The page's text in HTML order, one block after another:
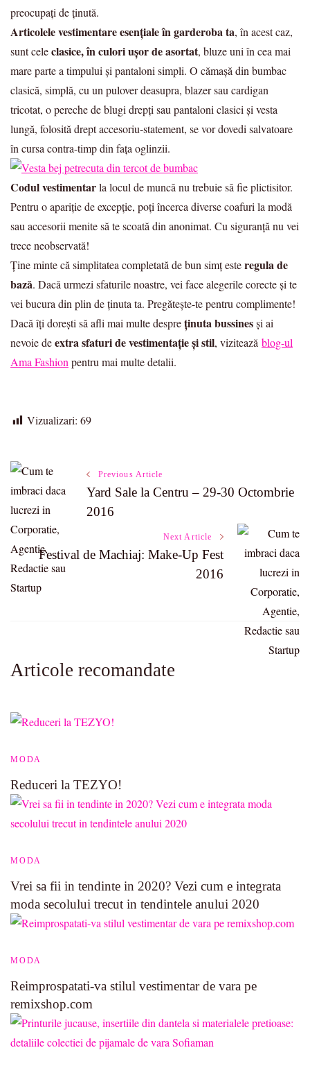
preocupați de ținută.
Articolele vestimentare esențiale în garderoba ta, în acest caz,
sunt celeclasice, în culori ușor de asortat, bluze uni în cea mai
mare parte a timpului și pantaloni simpli. O cămașă din bumbac
clasică, simplă, cu un pulover deasupra, blazer sau cardigan
tricotat, o pereche de blugi drepți sau pantaloni clasici și vesta
lungă, folosită drept accesoriu-statement, se vor dovedi salvatoare
în cursa contra-timp din fața oglinzii.
Codul vestimentarla locul de muncă nu trebuie să fie plictisitor.
Pentru o apariție de excepție, poți încerca diverse coafuri la modă
sau accesorii menite să te scoată din anonimat. Cu siguranță nu vei
trece neobservată!
Ține minte că simplitatea completată de bun simț esteregula de
bază. Dacă urmezi sfaturile noastre, vei face alegerile corecte și te
vei bucura din plin de ținuta ta. Pregătește-te pentru complimente!
Dacă îți dorești să afli mai multe despreținuta bussinesși ai
nevoie deextra sfaturi de vestimentație și stil, vizitează blog-ul
Ama Fashion pentru mai multe detalii.
Vizualizari: 69
Post
Navigation
Previous Article
Yard Sale la Centru – 29-30 Octombrie
2016
Next Article
Festival de Machiaj: Make-Up Fest
2016
Articole recomandate
MODA
Reduceri la TEZYO!
MODA
Vrei sa fii in tendinte in 2020? Vezi cum e integrata
moda secolului trecut in tendintele anului 2020
MODA
Reimprospatati-va stilul vestimentar de vara pe
remixshop.com